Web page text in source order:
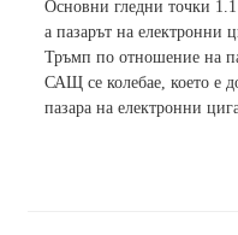
Основни гледни точки
а пазарът на електронни
Тръмп по отношение на
САЩ се колебае, което е
пазара на електронни